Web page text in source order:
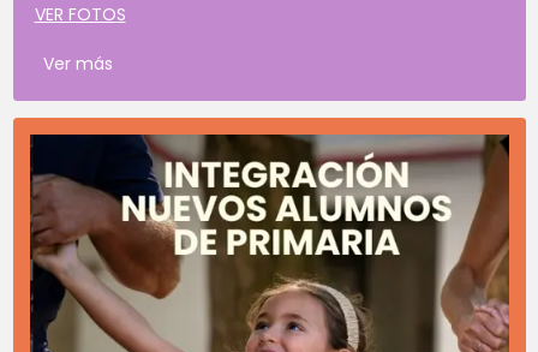
VER FOTOS
Ver más